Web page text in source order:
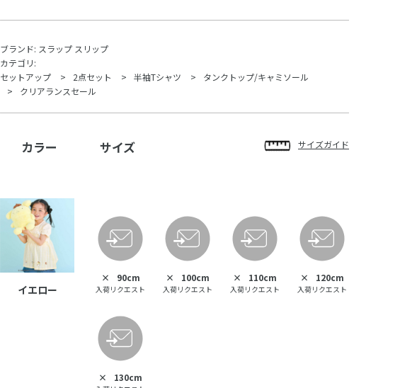
ブランド: スラップ スリップ
カテゴリ:
セットアップ
2点セット 半袖Tシャツ
タンクトップ/キャミソール
クリアランスセール
カラー サイズ サイズガイド
イエロー
× 90cm
入荷リクエスト
× 100cm
入荷リクエスト
× 110cm
入荷リクエスト
× 120cm
入荷リクエスト
× 130cm